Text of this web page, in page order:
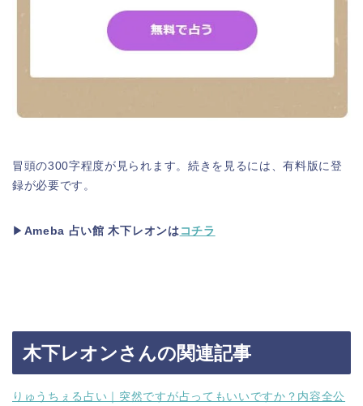
冒頭の300字程度が見られます。続きを見るには、有料版に登
録が必要です。
▶ Ameba 占い館 木下レオンは コチラ
木下レオンさんの関連記事
りゅうちぇる占い｜突然ですが占ってもいいですか？内容全公